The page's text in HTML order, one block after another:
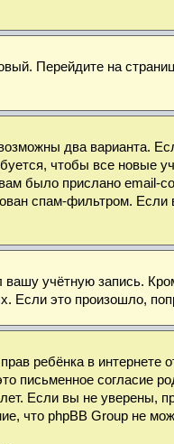
Перейдите на
два варианта.
чтобы все новые
было прислано
спам-фильтром.
учётную запись.
это произошло,
ребёнка в
согласие
Если вы не уверены,
что phpBB Group не